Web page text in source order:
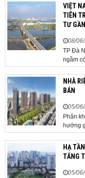
tuyến
triển
VIỆT
TIÊN
TƯ
08/
TP Đà
ngầm
qua
phương
dựng
NHÀ
BÁN
05/
Phân
hướng
trường
rao bán
Minh,
HẠ
TĂNG
05/